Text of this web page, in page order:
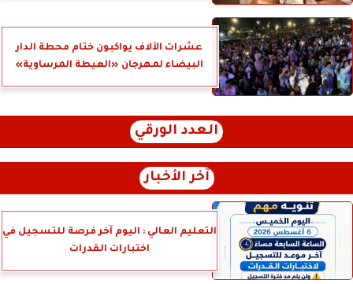
عشرات الآلاف يواكبون ختام محطة الدار
البيضاء لمهرجان «العيطة المرساوية»
العدد الورقي
آخر الأخبار
التعليم العالي : اليوم آخر فرصة للتسجيل في
اختبارات القدرات